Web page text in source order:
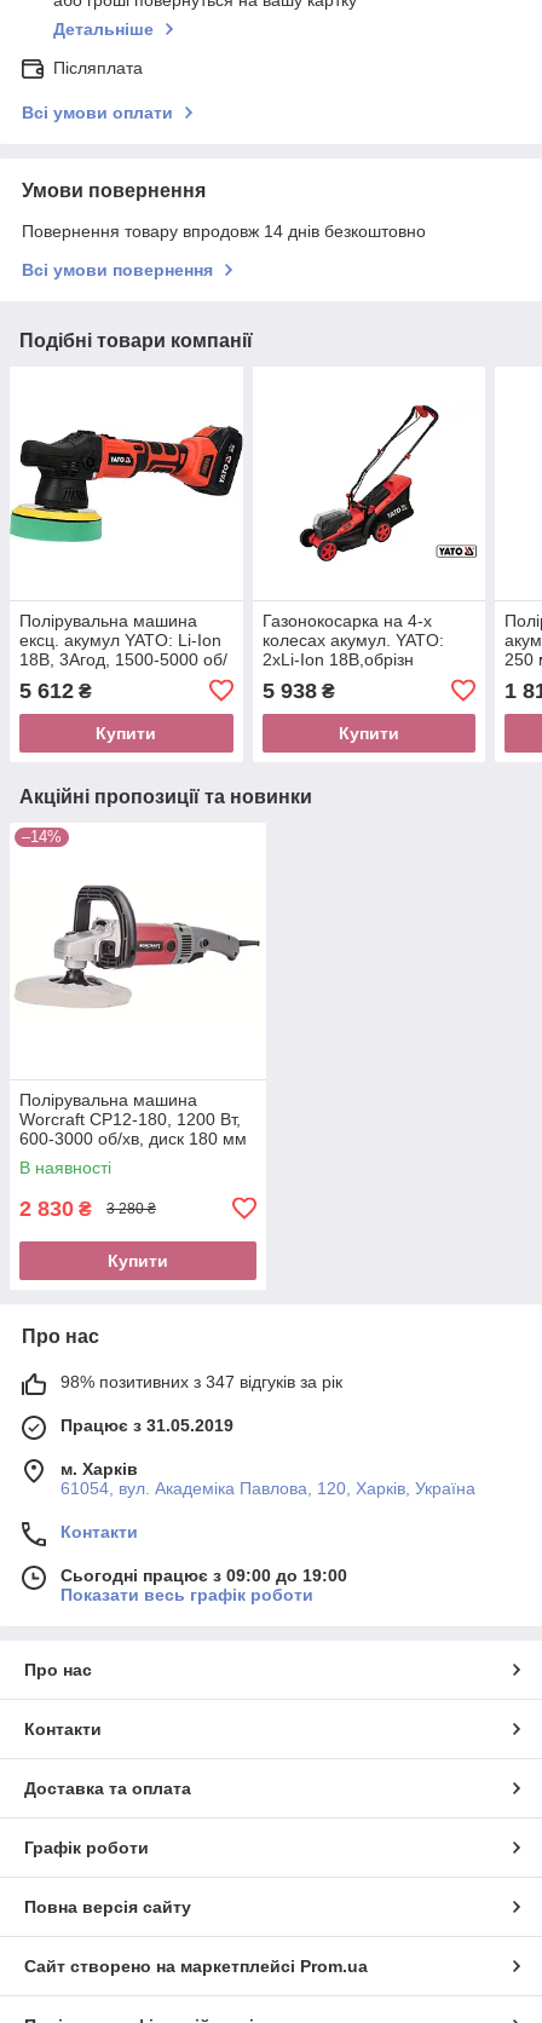
Детальніше
Післяплата
Всі умови оплати
Умови повернення
Повернення товару впродовж 14 днів безкоштовно
Всі умови повернення
Подібні товари компанії
Полірувальна машина
ексц. акумул YATO: Li-Ion
18В, 3Агод, 1500-5000 об/
х, диск Ø150мм, кріпл-М8
[4]
5 612 ₴
Купити
Газонокосарка на 4-х
колесах акумул. YATO:
2хLi-Ion 18В,обрізн
діап.Ø=34см,ємн-35л (БЕЗ
АКУМУЛЯТОРА)
5 938₴
Купити
250
1
Акційні пропозиції та новинки
–14%
Полірувальна машина
Worcraft CP12-180, 1200 Вт,
600-3000 об/хв, диск 180 мм
В наявності
2 830 ₴ 3 280 ₴
Купити
Про нас
98% позитивних з 347 відгуків за рік
Працює з 31.05.2019
м. Харків
61054, вул. Академіка Павлова, 120, Харків, Україна
Контакти
Сьогодні працює з 09:00 до 19:00
Показати весь графік роботи
Про нас
Контакти
Доставка та оплата
Графік роботи
Повна версія сайту
Сайт створено на маркетплейсі Prom.ua